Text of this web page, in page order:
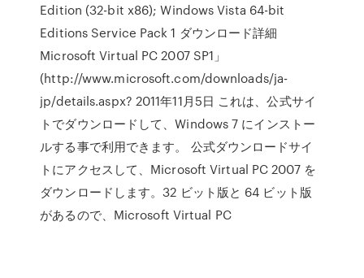
Edition (32-bit x86); Windows Vista 64-bit
Editions Service Pack 1 ダウンロード詳細
Microsoft Virtual PC 2007 SP1」
(http://www.microsoft.com/downloads/ja-
jp/details.aspx? 2011年11月5日 これは、公式サイ
トでダウンロードして、Windows 7 にインストー
ルする事で利用できます。 公式ダウンロードサイ
トにアクセスして、Microsoft Virtual PC 2007 を
ダウンロードします。32 ビット版と 64 ビット版
があるので、Microsoft Virtual PC